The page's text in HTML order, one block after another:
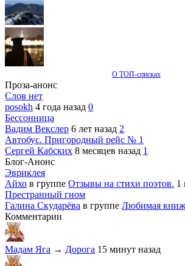
О ТОП-списках
Проза-анонс
Слов нет
posokh 4 года назад 0
Бессонница
Вадим Векслер 6 лет назад 2
Автобус. Пригородный рейс № 1
Сергей Кабских 8 месяцев назад 1
Блог-Анонс
Эвриклея
Айхо в группе Отзывы на стихи поэтов. 1
Престранный гном
Галина Скударёва в группе Любимая
Комментарии
Мадам Яга → Дорога 15 минут назад